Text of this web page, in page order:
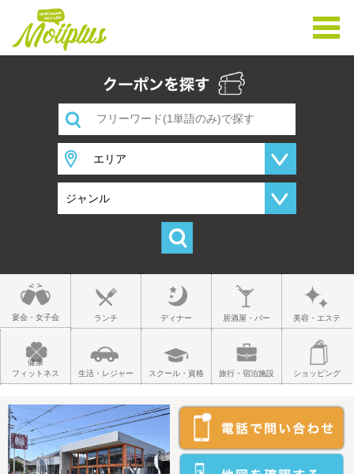
宴会・女子会 ランチ ディナー 居酒屋・バー 美容・エステ
健康
フィットネス
生活・レジャー スクール・資格 旅行・宿泊施設 ショッピング